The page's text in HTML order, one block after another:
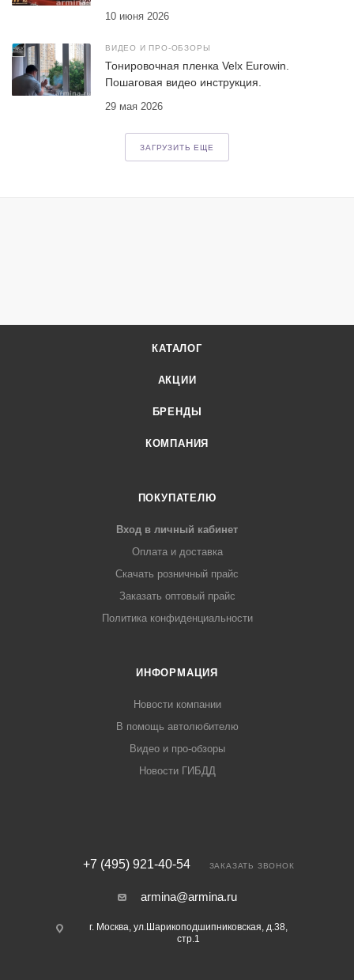
10 июня 2026
ВИДЕО И ПРО-ОБЗОРЫ
29 мая 2026
Тонировочная пленка Velx Eurowin.
Пошаговая видео инструкция.
ЗАГРУЗИТЬ ЕЩЕ
КАТАЛОГ
АКЦИИ
БРЕНДЫ
КОМПАНИЯ
ПОКУПАТЕЛЮ
Вход в личный кабинет
Оплата и доставка
Скачать розничный прайс
Заказать оптовый прайс
Политика конфиденциальности
ИНФОРМАЦИЯ
Новости компании
В помощь автолюбителю
Видео и про-обзоры
Новости ГИБДД
+7 (495) 921-40-54 ЗАКАЗАТЬ ЗВОНОК
armina@armina.ru
г. Москва, ул.Шарикоподшипниковская, д.38,
стр.1